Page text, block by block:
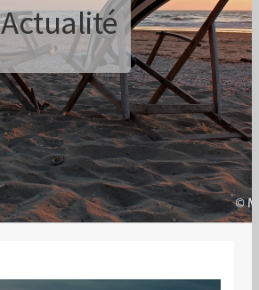
Actualité